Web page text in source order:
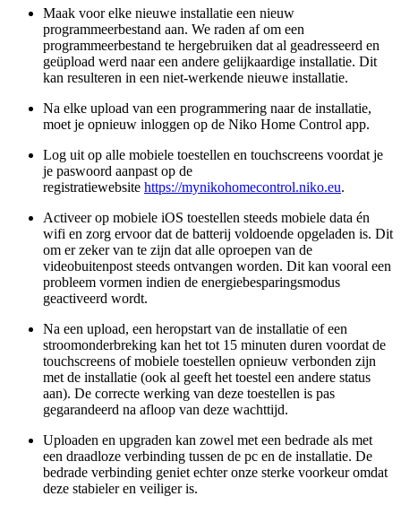
Maak voor elke nieuwe installatie een nieuw
programmeerbestand aan. We raden af om een
programmeerbestand te hergebruiken dat al geadresseerd en
geüpload werd naar een andere gelijkaardige installatie. Dit
kan resulteren in een niet-werkende nieuwe installatie.
Na elke upload van een programmering naar de installatie,
moet je opnieuw inloggen op de Niko Home Control app.
Log uit op alle mobiele toestellen en touchscreens voordat je
je paswoord aanpast op de
registratiewebsite https://mynikohomecontrol.niko.eu.
Activeer op mobiele iOS toestellen steeds mobiele data én
wifi en zorg ervoor dat de batterij voldoende opgeladen is. Dit
om er zeker van te zijn dat alle oproepen van de
videobuitenpost steeds ontvangen worden. Dit kan vooral een
probleem vormen indien de energiebesparingsmodus
geactiveerd wordt.
Na een upload, een heropstart van de installatie of een
stroomonderbreking kan het tot 15 minuten duren voordat de
touchscreens of mobiele toestellen opnieuw verbonden zijn
met de installatie (ook al geeft het toestel een andere status
aan). De correcte werking van deze toestellen is pas
gegarandeerd na afloop van deze wachttijd.
Uploaden en upgraden kan zowel met een bedrade als met
een draadloze verbinding tussen de pc en de installatie. De
bedrade verbinding geniet echter onze sterke voorkeur omdat
deze stabieler en veiliger is.